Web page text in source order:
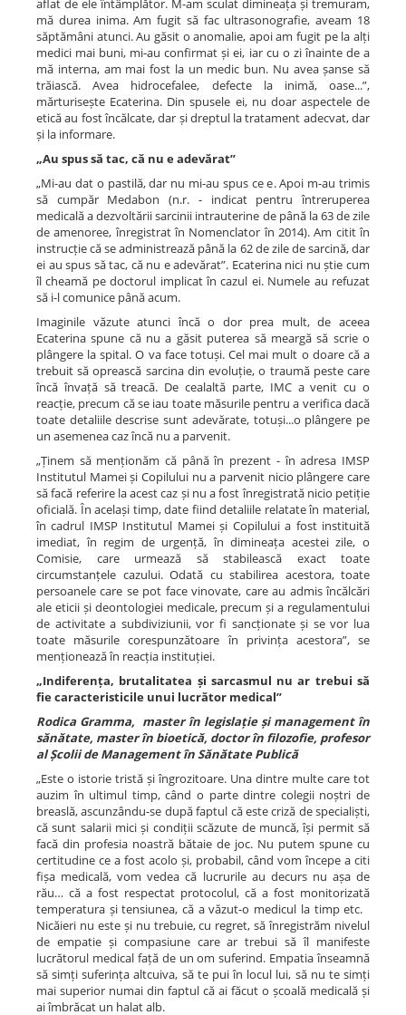
aflat de ele întâmplător. M-am sculat dimineața și tremuram,
mă durea inima. Am fugit să fac ultrasonografie, aveam 18
săptămâni atunci. Au găsit o anomalie, apoi am fugit pe la alți
medici mai buni, mi-au confirmat și ei, iar cu o zi înainte de a
mă interna, am mai fost la un medic bun. Nu avea șanse să
trăiască. Avea hidrocefalee, defecte la inimă, oase...”,
mărturisește Ecaterina. Din spusele ei, nu doar aspectele de
etică au fost încălcate, dar și dreptul la tratament adecvat, dar
și la informare.
„Au spus să tac, că nu e adevărat”
„Mi-au dat o pastilă, dar nu mi-au spus ce e. Apoi m-au trimis
să cumpăr Medabon (n.r. - indicat pentru întreruperea
medicală a dezvoltării sarcinii intrauterine de până la 63 de zile
de amenoree, înregistrat în Nomenclator în 2014). Am citit în
instrucție că se administrează până la 62 de zile de sarcină, dar
ei au spus să tac, că nu e adevărat”. Ecaterina nici nu știe cum
îl cheamă pe doctorul implicat în cazul ei. Numele au refuzat
să i-l comunice până acum.
Imaginile văzute atunci încă o dor prea mult, de aceea
Ecaterina spune că nu a găsit puterea să meargă să scrie o
plângere la spital. O va face totuși. Cel mai mult o doare că a
trebuit să oprească sarcina din evoluție, o traumă peste care
încă învață să treacă. De cealaltă parte, IMC a venit cu o
reacție, precum că se iau toate măsurile pentru a verifica dacă
toate detaliile descrise sunt adevărate, totuși...o plângere pe
un asemenea caz încă nu a parvenit.
„Ținem să menționăm că până în prezent - în adresa IMSP
Institutul Mamei și Copilului nu a parvenit nicio plângere care
să facă referire la acest caz și nu a fost înregistrată nicio petiție
oficială. În același timp, date fiind detaliile relatate în material,
în cadrul IMSP Institutul Mamei și Copilului a fost instituită
imediat, în regim de urgență, în dimineața acestei zile, o
Comisie, care urmează să stabilească exact toate
circumstanțele cazului. Odată cu stabilirea acestora, toate
persoanele care se pot face vinovate, care au admis încălcări
ale eticii și deontologiei medicale, precum și a regulamentului
de activitate a subdiviziunii, vor fi sancționate și se vor lua
toate măsurile corespunzătoare în privința acestora”, se
menționează în reacția instituției.
„Indiferența, brutalitatea și sarcasmul nu ar trebui să
fie caracteristicile unui lucrător medical”
Rodica Gramma, master în legislație și management în
sănătate, master în bioetică, doctor în filozofie, profesor
al Școlii de Management în Sănătate Publică
„Este o istorie tristă și îngrozitoare. Una dintre multe care tot
auzim în ultimul timp, când o parte dintre colegii noștri de
breaslă, ascunzându-se după faptul că este criză de specialiști,
că sunt salarii mici și condiții scăzute de muncă, își permit să
facă din profesia noastră bătaie de joc. Nu putem spune cu
certitudine ce a fost acolo și, probabil, când vom începe a citi
fișa medicală, vom vedea că lucrurile au decurs nu așa de
rău… că a fost respectat protocolul, că a fost monitorizată
temperatura și tensiunea, că a văzut-o medicul la timp etc.
Nicăieri nu este și nu trebuie, cu regret, să înregistrăm nivelul
de empatie și compasiune care ar trebui să îl manifeste
lucrătorul medical față de un om suferind. Empatia înseamnă
să simți suferința altcuiva, să te pui în locul lui, să nu te simți
mai superior numai din faptul că ai făcut o școală medicală și
ai îmbrăcat un halat alb.